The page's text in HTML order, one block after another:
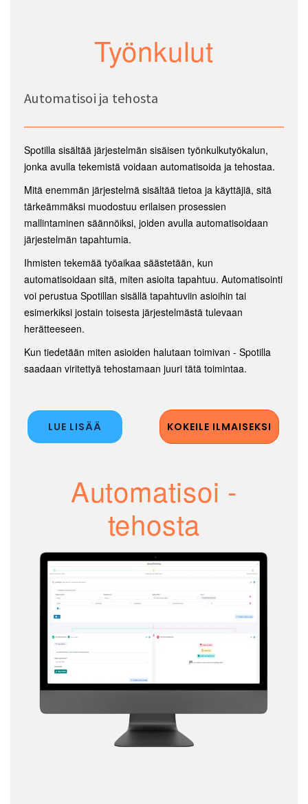
Työnkulut
Automatisoi ja tehosta
Spotilla sisältää järjestelmän sisäisen työnkulkutyökalun,
jonka avulla tekemistä voidaan automatisoida ja tehostaa.
Mitä enemmän järjestelmä sisältää tietoa ja käyttäjiä, sitä
tärkeämmäksi muodostuu erilaisen prosessien
mallintaminen säännöiksi, joiden avulla automatisoidaan
järjestelmän tapahtumia.
Ihmisten tekemää työaikaa säästetään, kun
automatisoidaan sitä, miten asioita tapahtuu. Automatisointi
voi perustua Spotillan sisällä tapahtuviin asioihin tai
esimerkiksi jostain toisesta järjestelmästä tulevaan
herätteeseen.
Kun tiedetään miten asioiden halutaan toimivan - Spotilla
saadaan viritettyä tehostamaan juuri tätä toimintaa.
LUE LISÄÄ KOKEILE ILMAISEKSI
Automatisoi -
tehosta